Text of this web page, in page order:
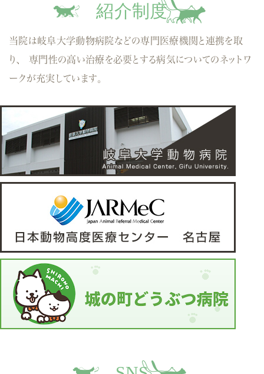
紹介制度
当院は岐阜大学動物病院などの専門医療機関と連携を取
り、
専門性の高い治療を必要とする病気についてのネットワ
ークが充実しています。